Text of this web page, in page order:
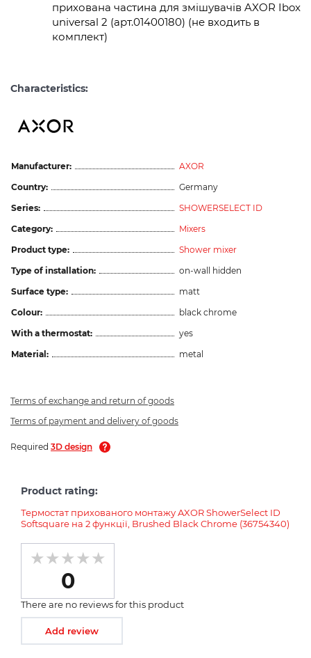
прихована частина для змішувачів AXOR Ibox
universal 2 (арт.01400180) (не входить в
комплект)
Characteristics:
Manufacturer:
AXOR
Country:
Germany
Series:
SHOWERSELECT ID
Category:
Mixers
Product type:
Shower mixer
Type of installation:
on-wall hidden
Surface type:
matt
Colour:
black chrome
With a thermostat:
yes
Material:
metal
Terms of exchange and return of goods
Terms of payment and delivery of goods
Required 3D design
Product rating:
Термостат прихованого монтажу AXOR ShowerSelect ID
Softsquare на 2 функції, Brushed Black Chrome (36754340)
0
There are no reviews for this product
Add review